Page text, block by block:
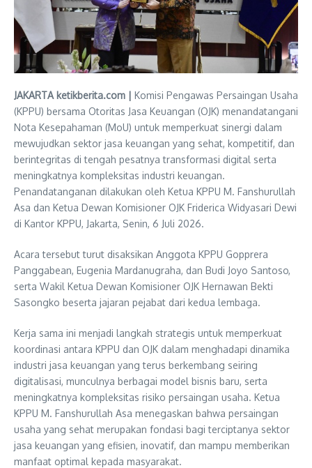
JAKARTA ketikberita.com | Komisi Pengawas Persaingan Usaha
(KPPU) bersama Otoritas Jasa Keuangan (OJK) menandatangani
Nota Kesepahaman (MoU) untuk memperkuat sinergi dalam
mewujudkan sektor jasa keuangan yang sehat, kompetitif, dan
berintegritas di tengah pesatnya transformasi digital serta
meningkatnya kompleksitas industri keuangan.
Penandatanganan dilakukan oleh Ketua KPPU M. Fanshurullah
Asa dan Ketua Dewan Komisioner OJK Friderica Widyasari Dewi
di Kantor KPPU, Jakarta, Senin, 6 Juli 2026.
Acara tersebut turut disaksikan Anggota KPPU Gopprera
Panggabean, Eugenia Mardanugraha, dan Budi Joyo Santoso,
serta Wakil Ketua Dewan Komisioner OJK Hernawan Bekti
Sasongko beserta jajaran pejabat dari kedua lembaga.
Kerja sama ini menjadi langkah strategis untuk memperkuat
koordinasi antara KPPU dan OJK dalam menghadapi dinamika
industri jasa keuangan yang terus berkembang seiring
digitalisasi, munculnya berbagai model bisnis baru, serta
meningkatnya kompleksitas risiko persaingan usaha. Ketua
KPPU M. Fanshurullah Asa menegaskan bahwa persaingan
usaha yang sehat merupakan fondasi bagi terciptanya sektor
jasa keuangan yang efisien, inovatif, dan mampu memberikan
manfaat optimal kepada masyarakat.